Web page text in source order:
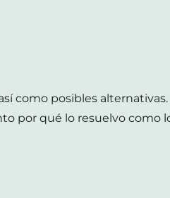
como posibles alternativas.
por qué lo resuelvo como